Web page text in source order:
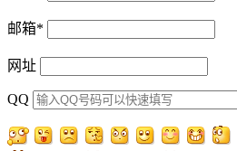
邮箱*
网址
QQ